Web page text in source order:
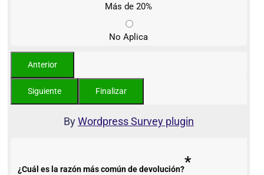
Más de 20%
No Aplica
ByWordpress Survey plugin
¿Cuál es la razón más común de devolución?*